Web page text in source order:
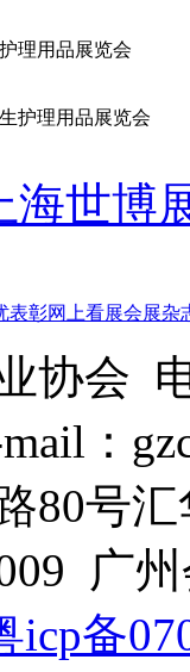
理用品展览会
护理用品展览会
海世博
表彰网上看展会展杂
协会
：
80号
广
icp备